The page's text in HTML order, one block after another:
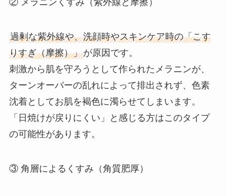
過剰な紫外線や、洗顔時やスキンケア時の「こす
りすぎ（摩擦）」が原因です。
刺激から肌を守ろうとして作られたメラニンが、
ターンオーバーの乱れによって排出されず、色素
沈着としてお肌を褐色に濁らせてしまいます。
「日焼けが戻りにくい」と感じる方はこのタイプ
の可能性があります。
③ 角層によるくすみ（角質肥厚）